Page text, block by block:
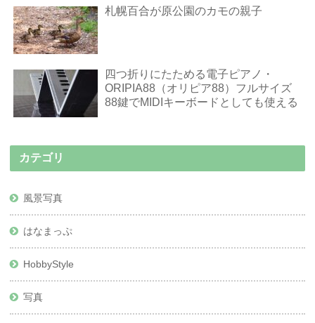
札幌百合が原公園のカモの親子
四つ折りにたためる電子ピアノ・
ORIPIA88（オリピア88）フルサイズ
88鍵でMIDIキーボードとしても使える
カテゴリ
風景写真
はなまっぷ
HobbyStyle
写真